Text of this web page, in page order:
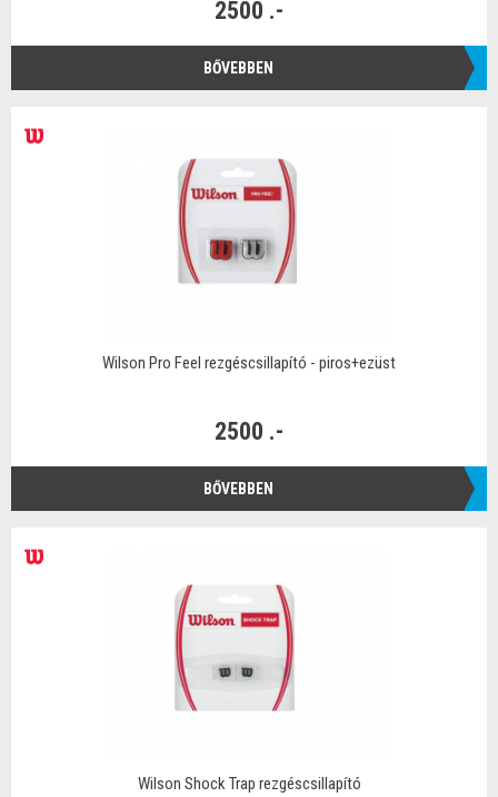
2500 .-
BŐVEBBEN
Wilson Pro Feel rezgéscsillapító - piros+ezüst
2500 .-
BŐVEBBEN
Wilson Shock Trap rezgéscsillapító